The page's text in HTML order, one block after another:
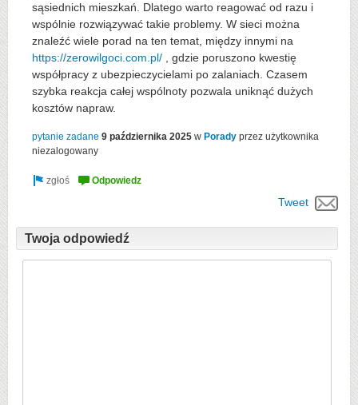
sąsiednich mieszkań. Dlatego warto reagować od razu i
wspólnie rozwiązywać takie problemy. W sieci można
znaleźć wiele porad na ten temat, między innymi na
https://zerowilgoci.com.pl/ , gdzie poruszono kwestię
współpracy z ubezpieczycielami po zalaniach. Czasem
szybka reakcja całej wspólnoty pozwala uniknąć dużych
kosztów napraw.
pytanie zadane 9 października 2025 w Porady przez użytkownika
niezalogowany
Tweet
Twoja odpowiedź